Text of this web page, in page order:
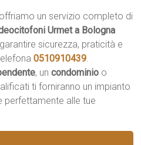
offriamo un servizio completo di
Urmet a Bologna
sicurezza, praticità e
0510910439.
, uncondominio o
ti forniranno un impianto
perfettamente alle tue